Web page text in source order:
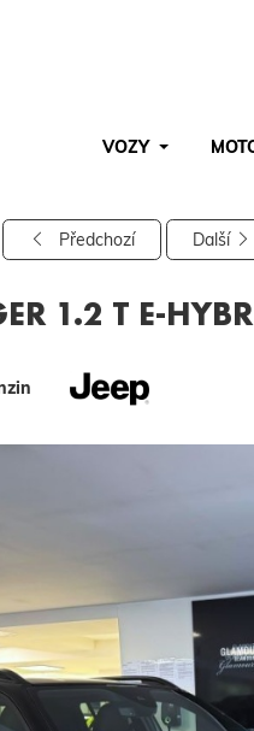
VOZY
3 znaky.
Předchozí Další
1.2 T E-